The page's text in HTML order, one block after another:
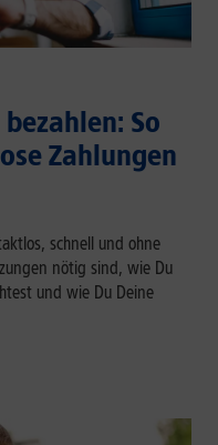
So
Zahlungen
schnell und ohne
nötig sind, wie Du
und wie Du Deine